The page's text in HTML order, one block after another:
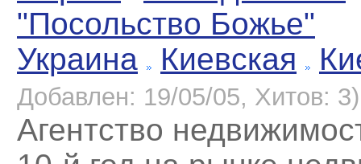
"Посольство Божье"
Украина
Киевская
Добавлен: 19/05/05, Хитов: 3)
Агентство